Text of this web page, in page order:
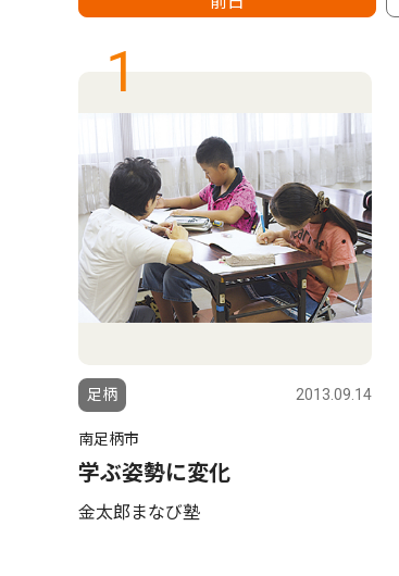
1
足柄 2013.09.14
南足柄市
学ぶ姿勢に変化
金太郎まなび塾